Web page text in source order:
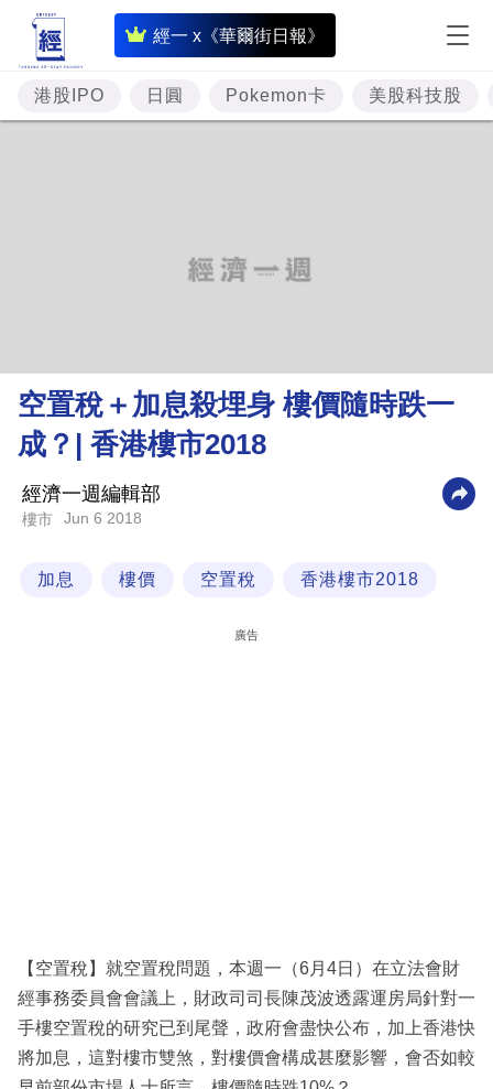
經一 x《華爾街日報》
即
時
財
經
理
財
商
業
科
區
港股IPO 日圓 Pokemon卡 美股科技股
空置稅＋加息殺埋身 樓價隨時跌一
成？| 香港樓市2018
經濟一週編輯部
樓市 Jun 6 2018
加息 樓價 空置稅 香港樓市2018
廣告
【空置稅】就空置稅問題，本週一（6月4日）在立法會財
經事務委員會會議上，財政司司長陳茂波透露運房局針對一
手樓空置稅的研究已到尾聲，政府會盡快公布，加上香港快
將加息，這對樓市雙煞，對樓價會構成甚麼影響，會否如較